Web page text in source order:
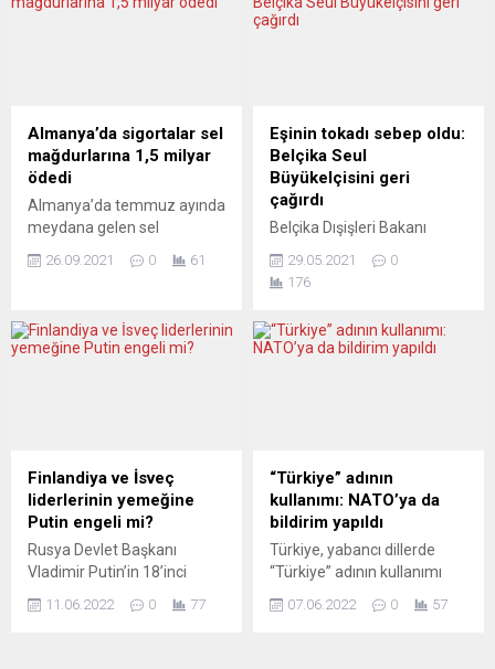
yaş aralığı için kullanımına
için olduğu gibi kolun üst
kısmına 4 hafta arayla iki...
durumunda İslamcılıkla
Cumhurbaşkanı adayı
Marine Le Pen ile Başkan
Emmanuel Macron arasında
çekişmeli bir yarış
bekleniyor. Le Pen’in
kazanması...
Almanya’da sigortalar sel
mağdurlarına 1,5 milyar
ödedi
Almanya’da temmuz ayında
meydana gelen sel
sigortalar mağdurlara
toplam maddi zararın yedi
milyar avro civarında olduğu
afetlerinden sayılan sellerle
bağlantılı olarak sigorta
şirketlerinin mağdurlara
şimdiye kadar yaklaşık 1
milyar...
26.09.2021 0 61
Eşinin tokadı sebep oldu:
Belçika Seul
Büyükelçisini geri
çağırdı
Belçika Dışişleri Bakanı
Güney Kore’deki
büyükelçisini, eşinin iki
tokatladığı gerekçesiyle geri
çağıracaklarını açıkladı.
çalışanlara tokat atması
nedeniyle iki ülkede de uzun
süre konuşulan olayla ilgili
açıklama yaptı. Bakan
Wilmes, Belçika ile Güney
Kore arasındaki ilişkilerin...
29.05.2021
0
176
Finlandiya ve İsveç
liderlerinin yemeğine
Putin engeli mi?
Rusya Devlet Başkanı
Vladimir Putin’in 18’inci
krallıkları arasındaki Büyük
11.06.2022 0 77
“Türkiye” adının
kullanımı: NATO’ya da
bildirim yapıldı
Türkiye, yabancı dillerde
“Türkiye” adının kullanımı
yaptı. Konuyla ilgili olarak
07.06.2022 0 57